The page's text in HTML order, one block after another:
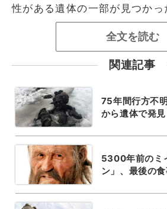
性がある遺体の一部が見つかっ
全文を読む
関連記事
75年間行方不
から遺体で発
5300年前のミ
ン」、最後の